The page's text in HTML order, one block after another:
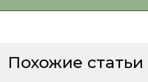
Похожие статьи